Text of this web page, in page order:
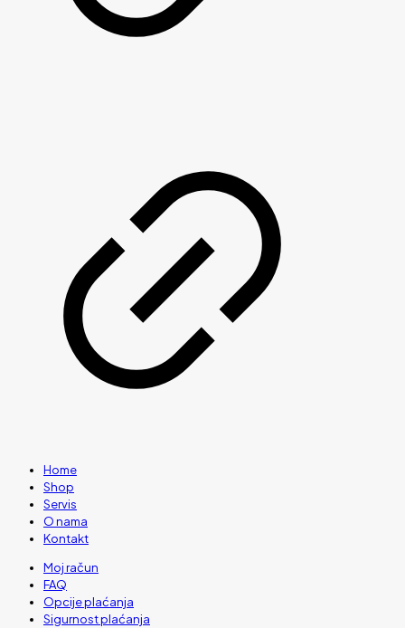
Home
Shop
Servis
O nama
Kontakt
Moj račun
FAQ
Opcije plaćanja
Sigurnost plaćanja